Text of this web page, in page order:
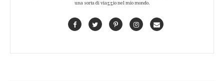
una sorta di viaggio nel mio mondo.
FacebookTwitterPinterestInstagramContact